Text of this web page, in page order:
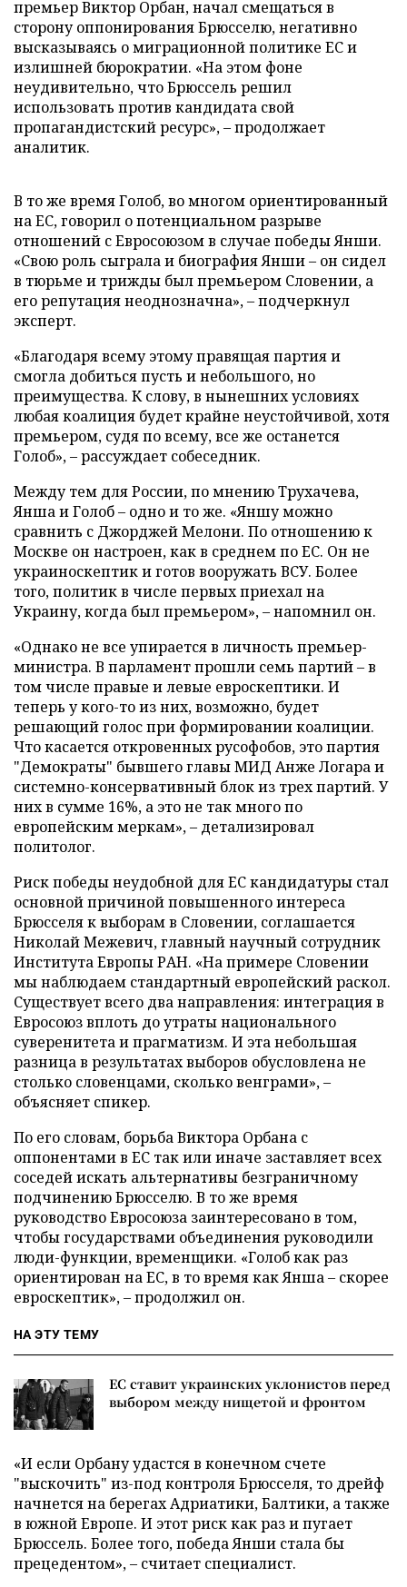
премьер Виктор Орбан, начал смещаться в
сторону оппонирования Брюсселю, негативно
высказываясь о миграционной политике ЕС и
излишней бюрократии. «На этом фоне
неудивительно, что Брюссель решил
использовать против кандидата свой
пропагандистский ресурс», – продолжает
аналитик.
В то же время Голоб, во многом ориентированный
на ЕС, говорил о потенциальном разрыве
отношений с Евросоюзом в случае победы Янши.
«Свою роль сыграла и биография Янши – он сидел
в тюрьме и трижды был премьером Словении, а
его репутация неоднозначна», – подчеркнул
эксперт.
«Благодаря всему этому правящая партия и
смогла добиться пусть и небольшого, но
преимущества. К слову, в нынешних условиях
любая коалиция будет крайне неустойчивой, хотя
премьером, судя по всему, все же останется
Голоб», – рассуждает собеседник.
Между тем для России, по мнению Трухачева,
Янша и Голоб – одно и то же. «Яншу можно
сравнить с Джорджей Мелони. По отношению к
Москве он настроен, как в среднем по ЕС. Он не
украиноскептик и готов вооружать ВСУ. Более
того, политик в числе первых приехал на
Украину, когда был премьером», – напомнил он.
«Однако не все упирается в личность премьер-
министра. В парламент прошли семь партий – в
том числе правые и левые евроскептики. И
теперь у кого-то из них, возможно, будет
решающий голос при формировании коалиции.
Что касается откровенных русофобов, это партия
"Демократы" бывшего главы МИД Анже Логара и
системно-консервативный блок из трех партий. У
них в сумме 16%, а это не так много по
европейским меркам», – детализировал
политолог.
Риск победы неудобной для ЕС кандидатуры стал
основной причиной повышенного интереса
Брюсселя к выборам в Словении, соглашается
Николай Межевич, главный научный сотрудник
Института Европы РАН. «На примере Словении
мы наблюдаем стандартный европейский раскол.
Существует всего два направления: интеграция в
Евросоюз вплоть до утраты национального
суверенитета и прагматизм. И эта небольшая
разница в результатах выборов обусловлена не
столько словенцами, сколько венграми», –
объясняет спикер.
По его словам, борьба Виктора Орбана с
оппонентами в ЕС так или иначе заставляет всех
соседей искать альтернативы безграничному
подчинению Брюсселю. В то же время
руководство Евросоюза заинтересовано в том,
чтобы государствами объединения руководили
люди-функции, временщики. «Голоб как раз
ориентирован на ЕС, в то время как Янша – скорее
евроскептик», – продолжил он.
НА ЭТУ ТЕМУ
ЕС ставит украинских уклонистов перед
выбором между нищетой и фронтом
«И если Орбану удастся в конечном счете
"выскочить" из-под контроля Брюсселя, то дрейф
начнется на берегах Адриатики, Балтики, а также
в южной Европе. И этот риск как раз и пугает
Брюссель. Более того, победа Янши стала бы
прецедентом», – считает специалист.